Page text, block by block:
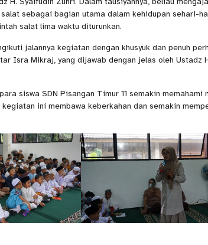
sebagai bagian utama dalam kehidupan sehari-
salat lima waktu diturunkan.
jalannya kegiatan dengan khusyuk dan penuh
Isra Mikraj, yang dijawab dengan jelas oleh Ustadz
siswa SDN Pisangan Timur 11 semakin memahami
ini membawa keberkahan dan semakin